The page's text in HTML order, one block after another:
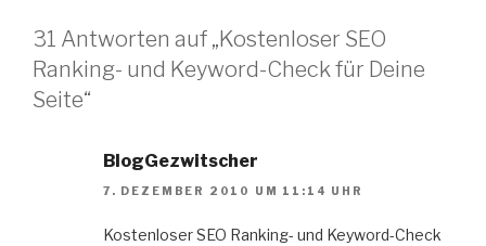
31 Antworten auf „Kostenloser SEO
Ranking- und Keyword-Check für Deine
Seite“
BlogGezwitscher
7. DEZEMBER 2010 UM 11:14 UHR
Kostenloser SEO Ranking- und Keyword-Check